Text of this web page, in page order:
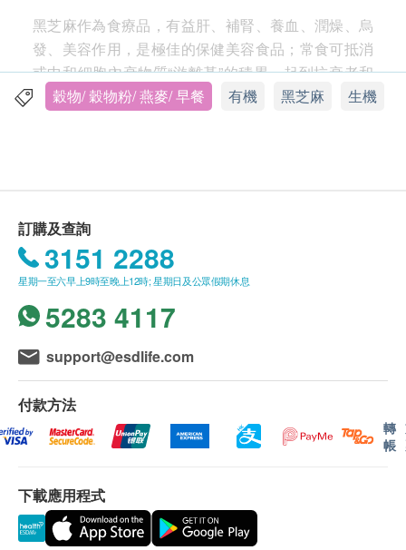
黑芝麻作為食療品，有益肝、補腎、養血、潤燥、烏
發、美容作用，是極佳的保健美容食品；常食可抵消
或中和細胞內衰物質“游離基”的積累，起到抗衰老和
延年益壽的作用。
穀物/ 穀物粉/ 燕麥/ 早餐 有機 黑芝麻 生機
訂購及查詢
3151 2288
星期一至六早上9時至晚上12時; 星期日及公眾假期休息
5283 4117
support@esdlife.com
付款方法
轉
帳
下載應用程式